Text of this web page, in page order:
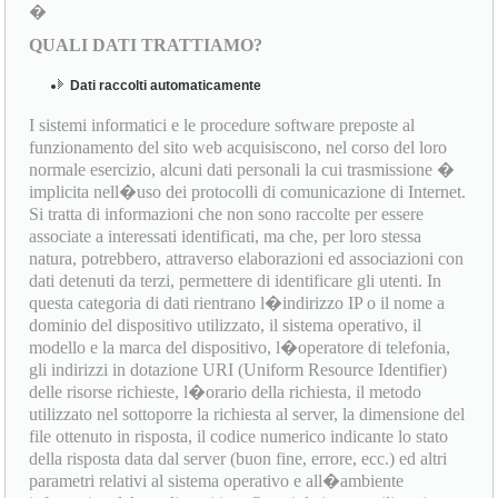
�
QUALI DATI TRATTIAMO?
Dati raccolti automaticamente
I sistemi informatici e le procedure software preposte al
funzionamento del sito web acquisiscono, nel corso del loro
normale esercizio, alcuni dati personali la cui trasmissione �
implicita nell�uso dei protocolli di comunicazione di Internet.
Si tratta di informazioni che non sono raccolte per essere
associate a interessati identificati, ma che, per loro stessa
natura, potrebbero, attraverso elaborazioni ed associazioni con
dati detenuti da terzi, permettere di identificare gli utenti. In
questa categoria di dati rientrano l�indirizzo IP o il nome a
dominio del dispositivo utilizzato, il sistema operativo, il
modello e la marca del dispositivo, l�operatore di telefonia,
gli indirizzi in dotazione URI (Uniform Resource Identifier)
delle risorse richieste, l�orario della richiesta, il metodo
utilizzato nel sottoporre la richiesta al server, la dimensione del
file ottenuto in risposta, il codice numerico indicante lo stato
della risposta data dal server (buon fine, errore, ecc.) ed altri
parametri relativi al sistema operativo e all�ambiente